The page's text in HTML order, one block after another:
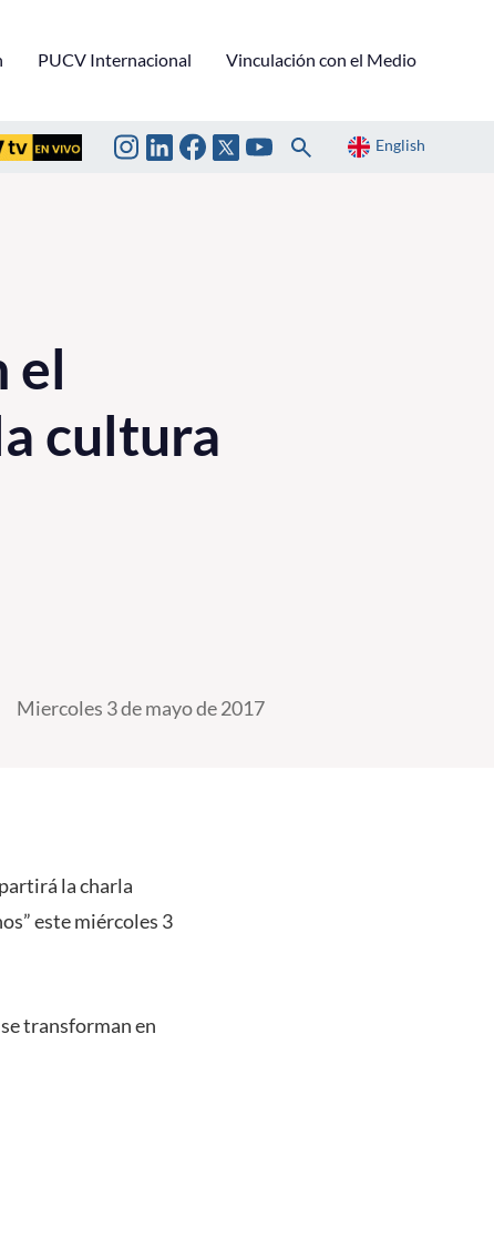
PUCV Internacional Vinculación con el Medio
English
el
cultura
Miercoles 3 de mayo de 2017
la charla
este miércoles 3
transforman en